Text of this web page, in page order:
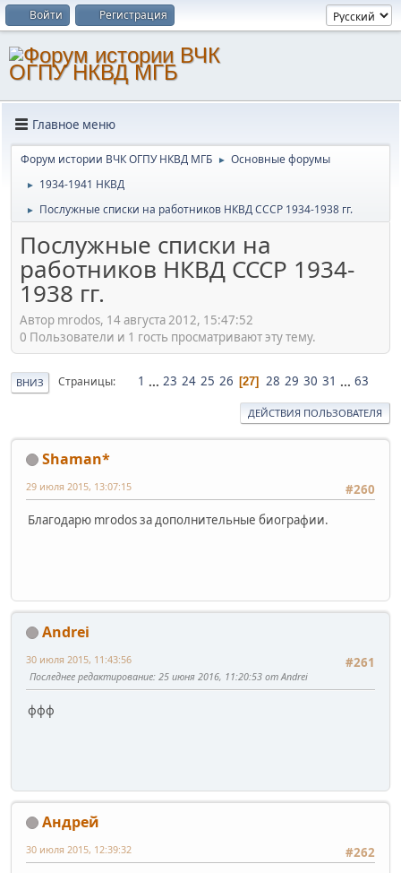
Войти Регистрация
Главное меню
Форум истории ВЧК ОГПУ НКВД МГБ ► Основные форумы
► 1934-1941 НКВД
► Послужные списки на работников НКВД СССР 1934-1938 гг.
Послужные списки на
работников НКВД СССР 1934-
1938 гг.
Автор mrodos, 14 августа 2012, 15:47:52
0 Пользователи и 1 гость просматривают эту тему.
ВНИЗ Страницы 1 ... 23 24 25 26 27 28 29 30 31 ... 63
ДЕЙСТВИЯ ПОЛЬЗОВАТЕЛЯ
Shaman*
#260
29 июля 2015, 13:07:15
Благодарю mrodos за дополнительные биографии.
Andrei
#261
30 июля 2015, 11:43:56
Последнее редактирование: 25 июня 2016, 11:20:53 от Andrei
ффф
Андрей
#262
30 июля 2015, 12:39:32